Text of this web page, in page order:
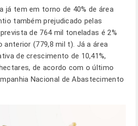
já tem em torno de 40% de área
também prejudicado pelas
de 764 mil toneladas é 2%
anterior (779,8 mil t). Já a área
de crescimento de 10,41%,
de acordo com o último
Nacional de Abastecimento